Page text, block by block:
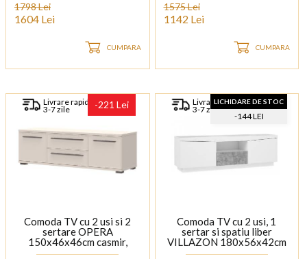
1798 Lei
1604 Lei
CUMPARA
1575 Lei
1142 Lei
CUMPARA
Livrare rapida
3-7 zile -221 Lei
Comoda TV cu 2 usi si 2
sertare OPERA
150x46x46cm casmir,
manere si picioare Cortado
Livrare rapida
3-7 zile
LICHIDARE DE STOC
-144 LEI
Comoda TV cu 2 usi, 1
sertar si spatiu liber
VILLAZON 180x56x42cm
alb/ gri beton